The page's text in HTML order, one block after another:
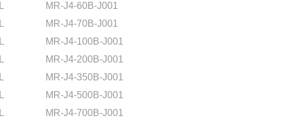
MR-J4-60B-J001
MR-J4-70B-J001
MR-J4-100B-J001
MR-J4-200B-J001
MR-J4-350B-J001
MR-J4-500B-J001
MR-J4-700B-J001